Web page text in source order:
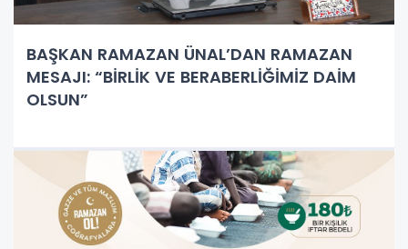
BAŞKAN RAMAZAN ÜNAL’DAN RAMAZAN
MESAJI: “BİRLİK VE BERABERLİĞİMİZ DAİM
OLSUN”